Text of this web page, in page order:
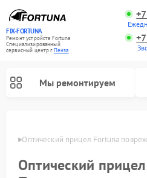
FIX-FORTUNA
Ремонт устройств Fortuna
Специализированный
cервисный центр г.Пенза
Мы ремонтируем
Оптический прицел Fortuna
Оптический прицел